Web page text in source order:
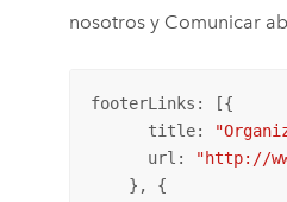
nosotros y Comunicar
footerLinks: [{
      title:
      url:
"http://
    }, {